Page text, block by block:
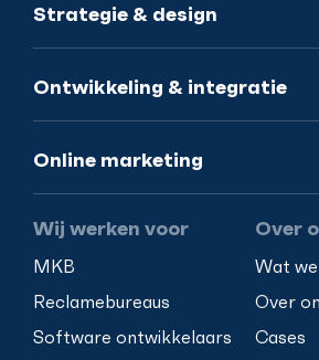
Strategie & design
Ontwikkeling & integratie
Online marketing
Wij werken voor
MKB
Reclamebureaus
Software ontwikkelaars
Over
Wat
Over
Cases